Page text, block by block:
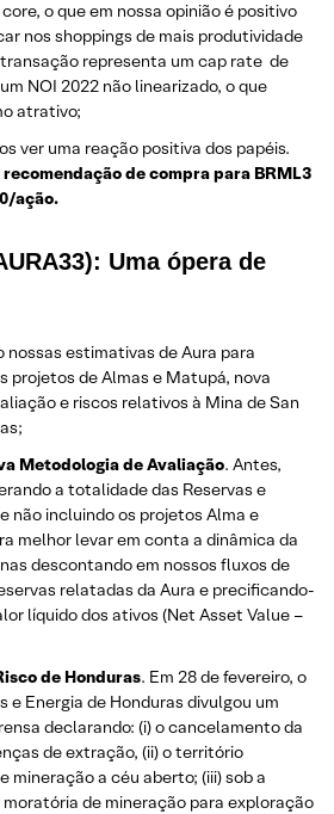
o que em nossa opinião é positivo
nos shoppings de mais produtividade
transação representa um cap rate de
NOI 2022 não linearizado, o que
atrativo;
ver uma reação positiva dos papéis.
de compra para BRML3
ação.
Uma ópera de
nossas estimativas de Aura para
projetos de Almas e Matupá, nova
e riscos relativos à Mina de San
Metodologia de Avaliação. Antes,
a totalidade das Reservas e
não incluindo os projetos Alma e
melhor levar em conta a dinâmica da
descontando em nossos fluxos de
relatadas da Aura e precificando-
líquido dos ativos (Net Asset Value –
de Honduras. Em 28 de fevereiro, o
e Energia de Honduras divulgou um
declarando: (i) o cancelamento da
de extração, (ii) o território
mineração a céu aberto; (iii) sob a
de mineração para exploração